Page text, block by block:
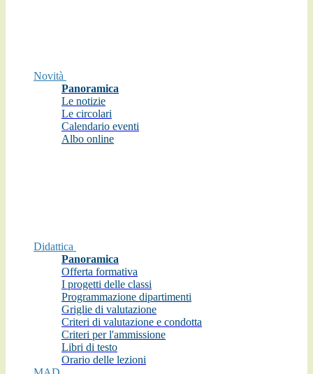
Novità
Panoramica
Le notizie
Le circolari
Calendario eventi
Albo online
Didattica
Panoramica
Offerta formativa
I progetti delle classi
Programmazione dipartimenti
Griglie di valutazione
Criteri di valutazione e condotta
Criteri per l'ammissione
Libri di testo
Orario delle lezioni